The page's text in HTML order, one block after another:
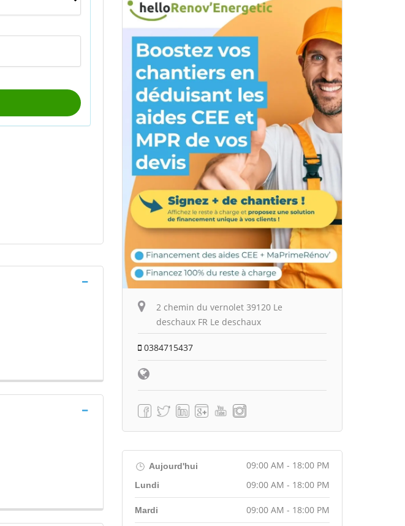
2 chemin du vernolet 39120 Le
deschaux FR Le deschaux
0384715437
Aujourd'hui 09:00 AM - 18:00 PM
Lundi 09:00 AM - 18:00 PM
Mardi 09:00 AM - 18:00 PM